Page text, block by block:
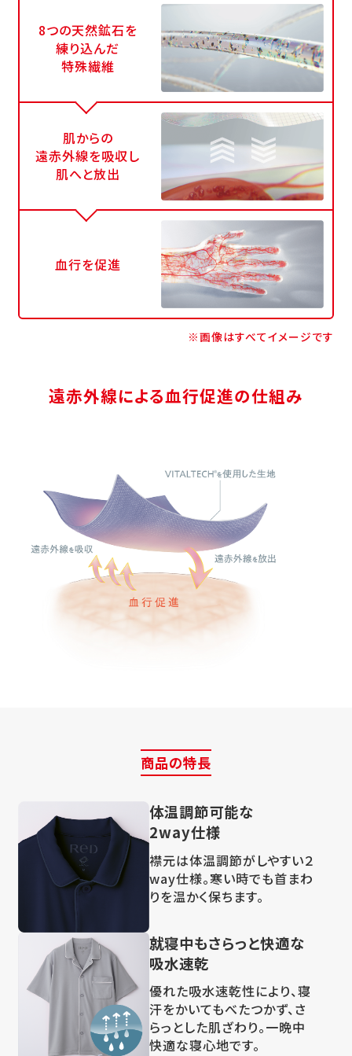
8つの天然鉱石を
練り込んだ
特殊繊維
肌からの
遠赤外線を吸収し
肌へと放出
血行を促進
※画像はすべてイメージです
遠赤外線による血行促進の仕組み
商品の特長
体温調節可能な
2way仕様
襟元は体温調節がしやすい２
way仕様。寒い時でも首まわ
りを温かく保ちます。
就寝中もさらっと快適な
吸水速乾
優れた吸水速乾性により、寝
汗をかいてもべたつかず、さ
らっとした肌ざわり。一晩中
快適な寝心地です。